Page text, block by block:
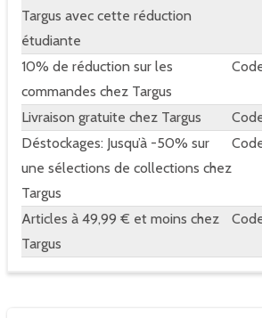
Targus avec cette réduction
étudiante
10% de réduction sur les
commandes chez Targus
Livraison gratuite chez Targus
Déstockages: Jusqu’à -50% sur
une sélections de collections chez
Targus
Articles à 49,99 € et moins chez
Targus